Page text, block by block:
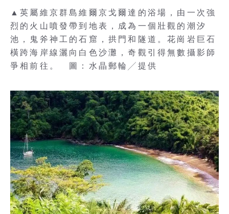
▲英屬維京群島維爾京戈爾達的浴場，由一次強
烈的火山噴發帶到地表，成為一個壯觀的潮汐
池，鬼斧神工的石窟，拱門和隧道。花崗岩巨石
橫跨海岸線灑向白色沙灘，奇觀引得無數攝影師
爭相前往。 圖：水晶郵輪╱提供